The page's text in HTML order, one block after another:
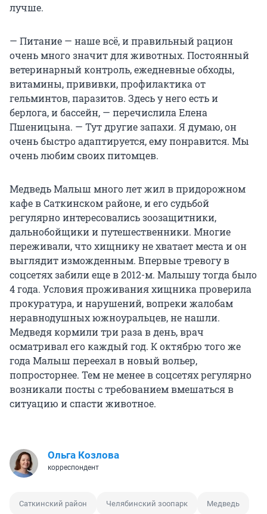
лучше.
— Питание — наше всё, и правильный рацион
очень много значит для животных. Постоянный
ветеринарный контроль, ежедневные обходы,
витамины, прививки, профилактика от
гельминтов, паразитов. Здесь у него есть и
берлога, и бассейн, — перечислила Елена
Пшеницына. — Тут другие запахи. Я думаю, он
очень быстро адаптируется, ему понравится. Мы
очень любим своих питомцев.
Медведь Малыш много лет жил в придорожном
кафе в Саткинском районе, и его судьбой
регулярно интересовались зоозащитники,
дальнобойщики и путешественники. Многие
переживали, что хищнику не хватает места и он
выглядит изможденным. Впервые тревогу в
соцсетях забили еще в 2012-м. Малышу тогда было
4 года. Условия проживания хищника проверила
прокуратура, и нарушений, вопреки жалобам
неравнодушных южноуральцев, не нашли.
Медведя кормили три раза в день, врач
осматривал его каждый год. К октябрю того же
года Малыш переехал в новый вольер,
попросторнее. Тем не менее в соцсетях регулярно
возникали посты с требованием вмешаться в
ситуацию и спасти животное.
Ольга Козлова
корреспондент
Саткинский район Челябинский зоопарк Медведь